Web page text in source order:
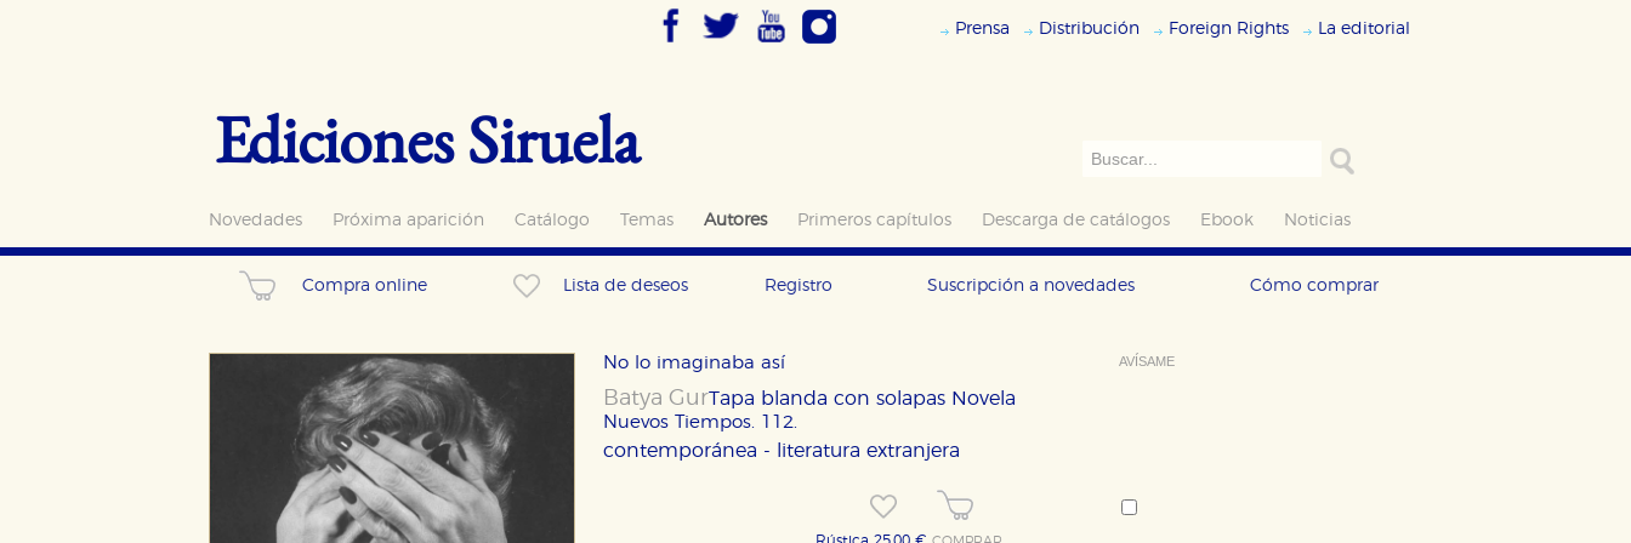
Prensa Distribución Foreign Rights La editorial
Ediciones Siruela
Novedades Próxima aparición Catálogo Temas Autores Primeros capítulos Descarga de catálogos Ebook Noticias
Compra online Lista de deseos Registro Suscripción a novedades Cómo comprar
No lo imaginaba así
Batya Gur
Nuevos Tiempos. 112.
Tapa blanda con solapas Novela
contemporánea - literatura extranjera
AVÍSAME